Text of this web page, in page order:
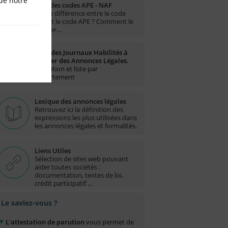
Liste des codes APE - NAF
Quelle différence entre le code
NAF et le code APE ? Comment le
trouver…
Liste des Journaux Habilités à
publier des Annonces Légales.
Définition et liste par
département
Lexique des annonces légales
Retrouvez ici la définition des
expressions les plus utilisées dans
les annonces légales et formalités.
Liens Utiles
Sélection de sites web pouvant
aider toutes sociétés :
documentation, textes de loi,
crédit participatif ...
Le saviez-vous ?
L'attestation de parution vous permet de